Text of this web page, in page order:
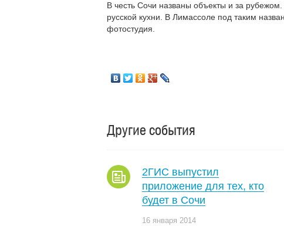
В честь Сочи названы объекты и за
русской кухни. В Лимассоле под таким
фотостудия.
Другие события
2ГИС выпустил
приложение для тех, кто
будет в Сочи
16 января 2014